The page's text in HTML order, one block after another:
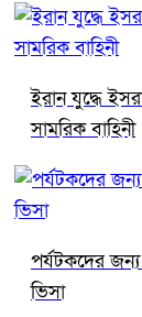
ইরান যুদ্ধে
সামরিক বাহিনী
পর্যটকদের
ভিসা